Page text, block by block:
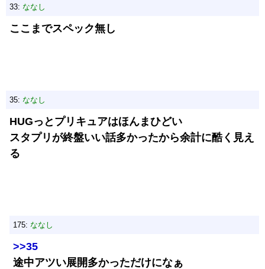
33: ななし
ここまでスペック無し
35: ななし
HUGっとプリキュアはほんまひどい
スタプリが終盤いい話多かったから余計に酷く見え
る
175: ななし
>>35
途中アツい展開多かっただけになぁ